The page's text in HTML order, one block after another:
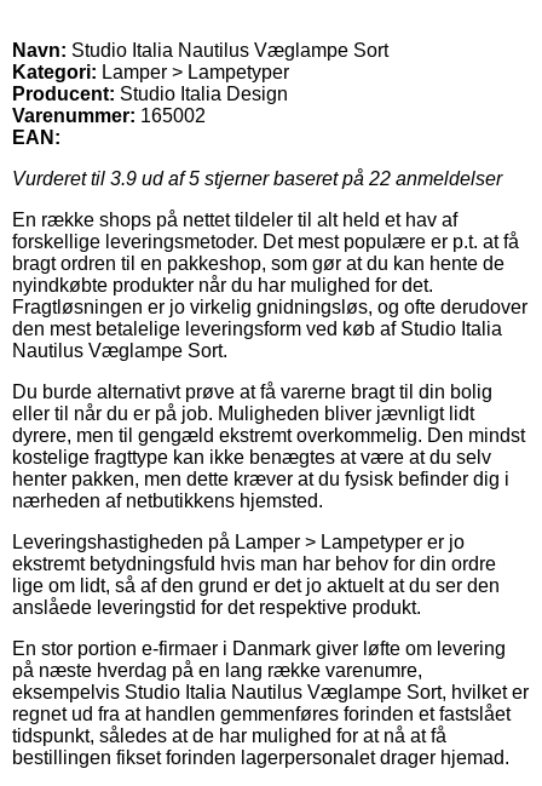
Navn: Studio Italia Nautilus Væglampe Sort
Kategori: Lamper > Lampetyper
Producent: Studio Italia Design
Varenummer: 165002
EAN:
Vurderet til 3.9 ud af 5 stjerner baseret på 22 anmeldelser
En række shops på nettet tildeler til alt held et hav af
forskellige leveringsmetoder. Det mest populære er p.t. at få
bragt ordren til en pakkeshop, som gør at du kan hente de
nyindkøbte produkter når du har mulighed for det.
Fragtløsningen er jo virkelig gnidningsløs, og ofte derudover
den mest betalelige leveringsform ved køb af Studio Italia
Nautilus Væglampe Sort.
Du burde alternativt prøve at få varerne bragt til din bolig
eller til når du er på job. Muligheden bliver jævnligt lidt
dyrere, men til gengæld ekstremt overkommelig. Den mindst
kostelige fragttype kan ikke benægtes at være at du selv
henter pakken, men dette kræver at du fysisk befinder dig i
nærheden af netbutikkens hjemsted.
Leveringshastigheden på Lamper > Lampetyper er jo
ekstremt betydningsfuld hvis man har behov for din ordre
lige om lidt, så af den grund er det jo aktuelt at du ser den
anslåede leveringstid for det respektive produkt.
En stor portion e-firmaer i Danmark giver løfte om levering
på næste hverdag på en lang række varenumre,
eksempelvis Studio Italia Nautilus Væglampe Sort, hvilket er
regnet ud fra at handlen gemmenføres forinden et fastslået
tidspunkt, således at de har mulighed for at nå at få
bestillingen fikset forinden lagerpersonalet drager hjemad.